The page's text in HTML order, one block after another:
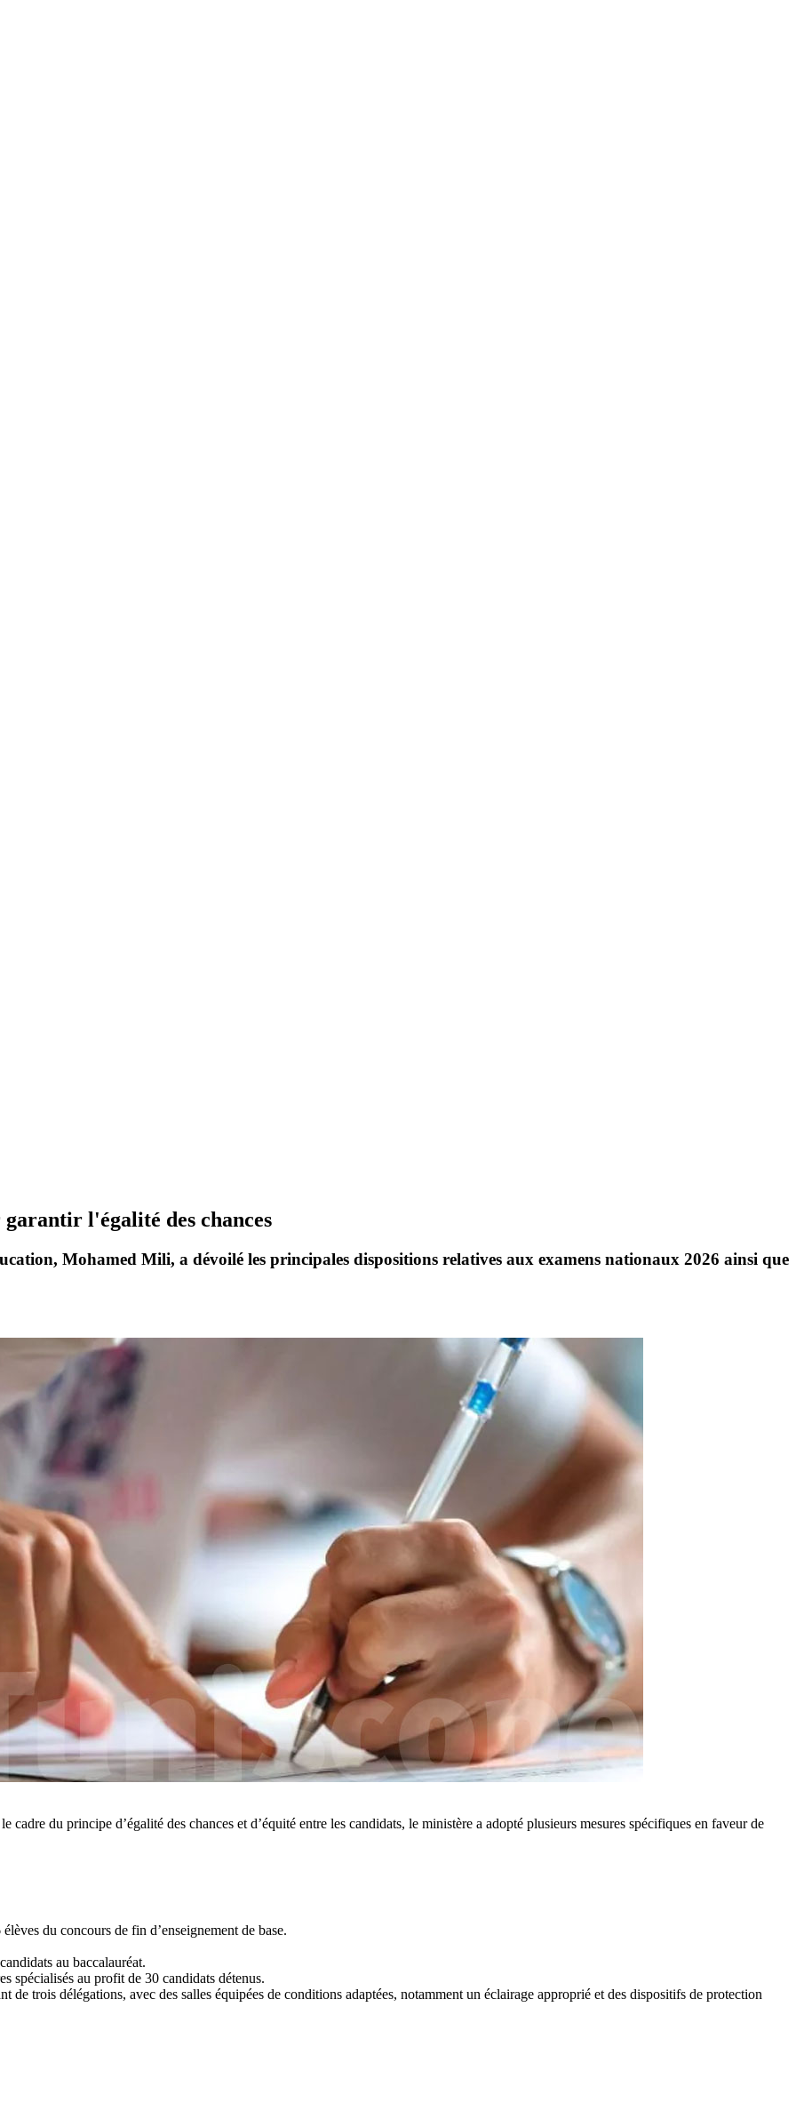
garantir l'égalité des chances
Mohamed Mili, a dévoilé les principales dispositions relatives aux examens nationaux 2026 ainsi que
du principe d’égalité des chances et d’équité entre les candidats, le ministère a adopté plusieurs mesures spécifiques en faveur de
du concours de fin d’enseignement de base.
au baccalauréat.
spécialisés au profit de 30 candidats détenus.
de trois délégations, avec des salles équipées de conditions adaptées, notamment un éclairage approprié et des dispositifs de protection